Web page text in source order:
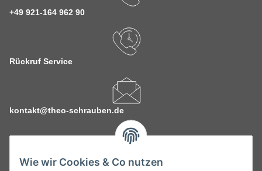
Wie wir Cookies & Co nutzen
+49 921-164 962 90
Rückruf Service
kontakt@theo-schrauben.de